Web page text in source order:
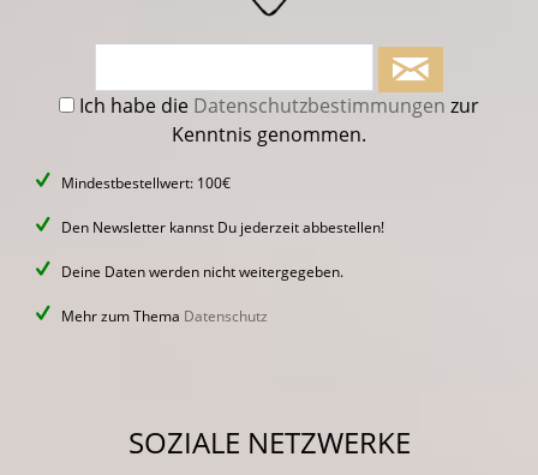
Ich habe die Datenschutzbestimmungen zur
Kenntnis genommen.
Mindestbestellwert: 100€
Den Newsletter kannst Du jederzeit abbestellen!
Deine Daten werden nicht weitergegeben.
Mehr zum Thema Datenschutz
SOZIALE NETZWERKE